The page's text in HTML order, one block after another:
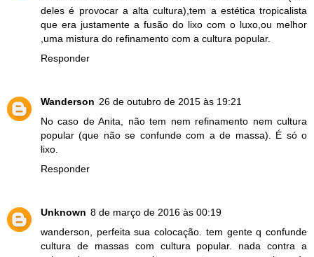
deles é provocar a alta cultura),tem a estética tropicalista
que era justamente a fusão do lixo com o luxo,ou melhor
,uma mistura do refinamento com a cultura popular.
Responder
Wanderson 26 de outubro de 2015 às 19:21
No caso de Anita, não tem nem refinamento nem cultura
popular (que não se confunde com a de massa). É só o
lixo.
Responder
Unknown 8 de março de 2016 às 00:19
wanderson, perfeita sua colocação. tem gente q confunde
cultura de massas com cultura popular. nada contra a